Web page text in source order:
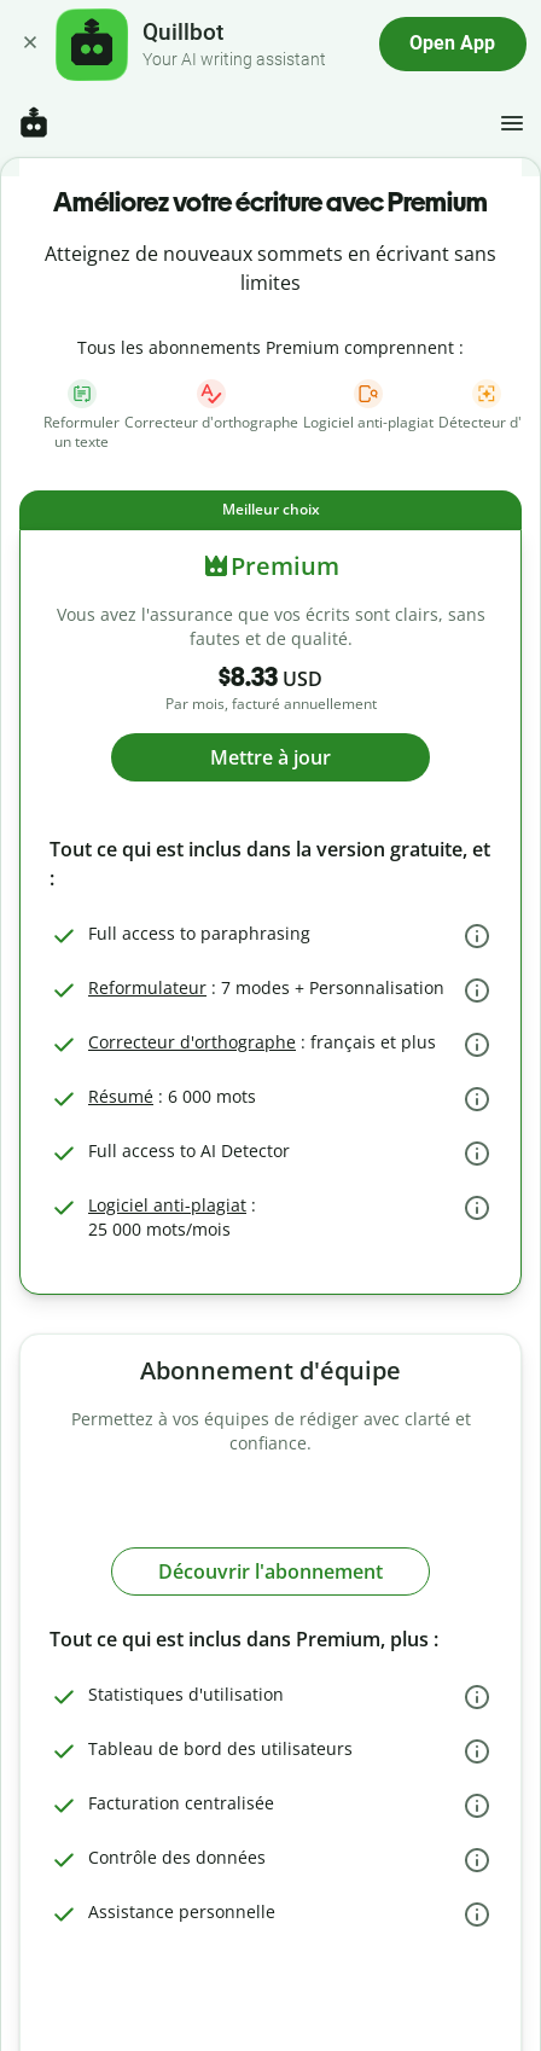
Quillbot
Your AI writing assistant
Open App
Améliorez votre écriture avec Premium
Atteignez de nouveaux sommets en écrivant sans
limites
Tous les abonnements Premium comprennent :
Reformuler
un texte
Correcteur d'orthographe Logiciel anti-plagiat Détecteur d'IA
Meilleur choix
Premium
Vous avez l'assurance que vos écrits sont clairs, sans
fautes et de qualité.
$8.33 USD
Par mois, facturé annuellement
Mettre à jour
Tout ce qui est inclus dans la version gratuite, et
:
Full access to paraphrasing
Reformulateur : 7 modes + Personnalisation
Correcteur d'orthographe : français et plus
Résumé : 6 000 mots
Full access to AI Detector
Logiciel anti-plagiat :
25 000 mots/mois
Abonnement d'équipe
Permettez à vos équipes de rédiger avec clarté et
confiance.
Découvrir l'abonnement
Tout ce qui est inclus dans Premium, plus :
Statistiques d'utilisation
Tableau de bord des utilisateurs
Facturation centralisée
Contrôle des données
Assistance personnelle